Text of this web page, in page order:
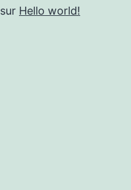
sur Hello world!